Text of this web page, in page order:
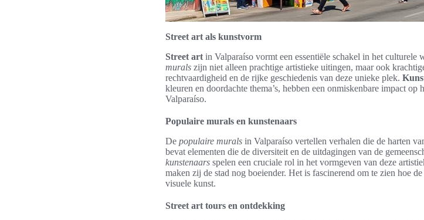
Street art als kunstvorm
Street art in Valparaíso vormt een essentiële schakel in het culturele
murals zijn niet alleen prachtige artistieke uitingen, maar ook
rechtvaardigheid en de rijke geschiedenis van deze unieke plek.
kleuren en doordachte thema’s, hebben een onmiskenbare impact
Valparaíso.
Populaire murals en kunstenaars
De populaire murals in Valparaíso vertellen verhalen die de harten
bevat elementen die de diversiteit en de uitdagingen van de
kunstenaars spelen een cruciale rol in het vormgeven van deze
maken zij de stad nog boeiender. Het is fascinerend om te zien hoe
visuele kunst.
Street art tours en ontdekking